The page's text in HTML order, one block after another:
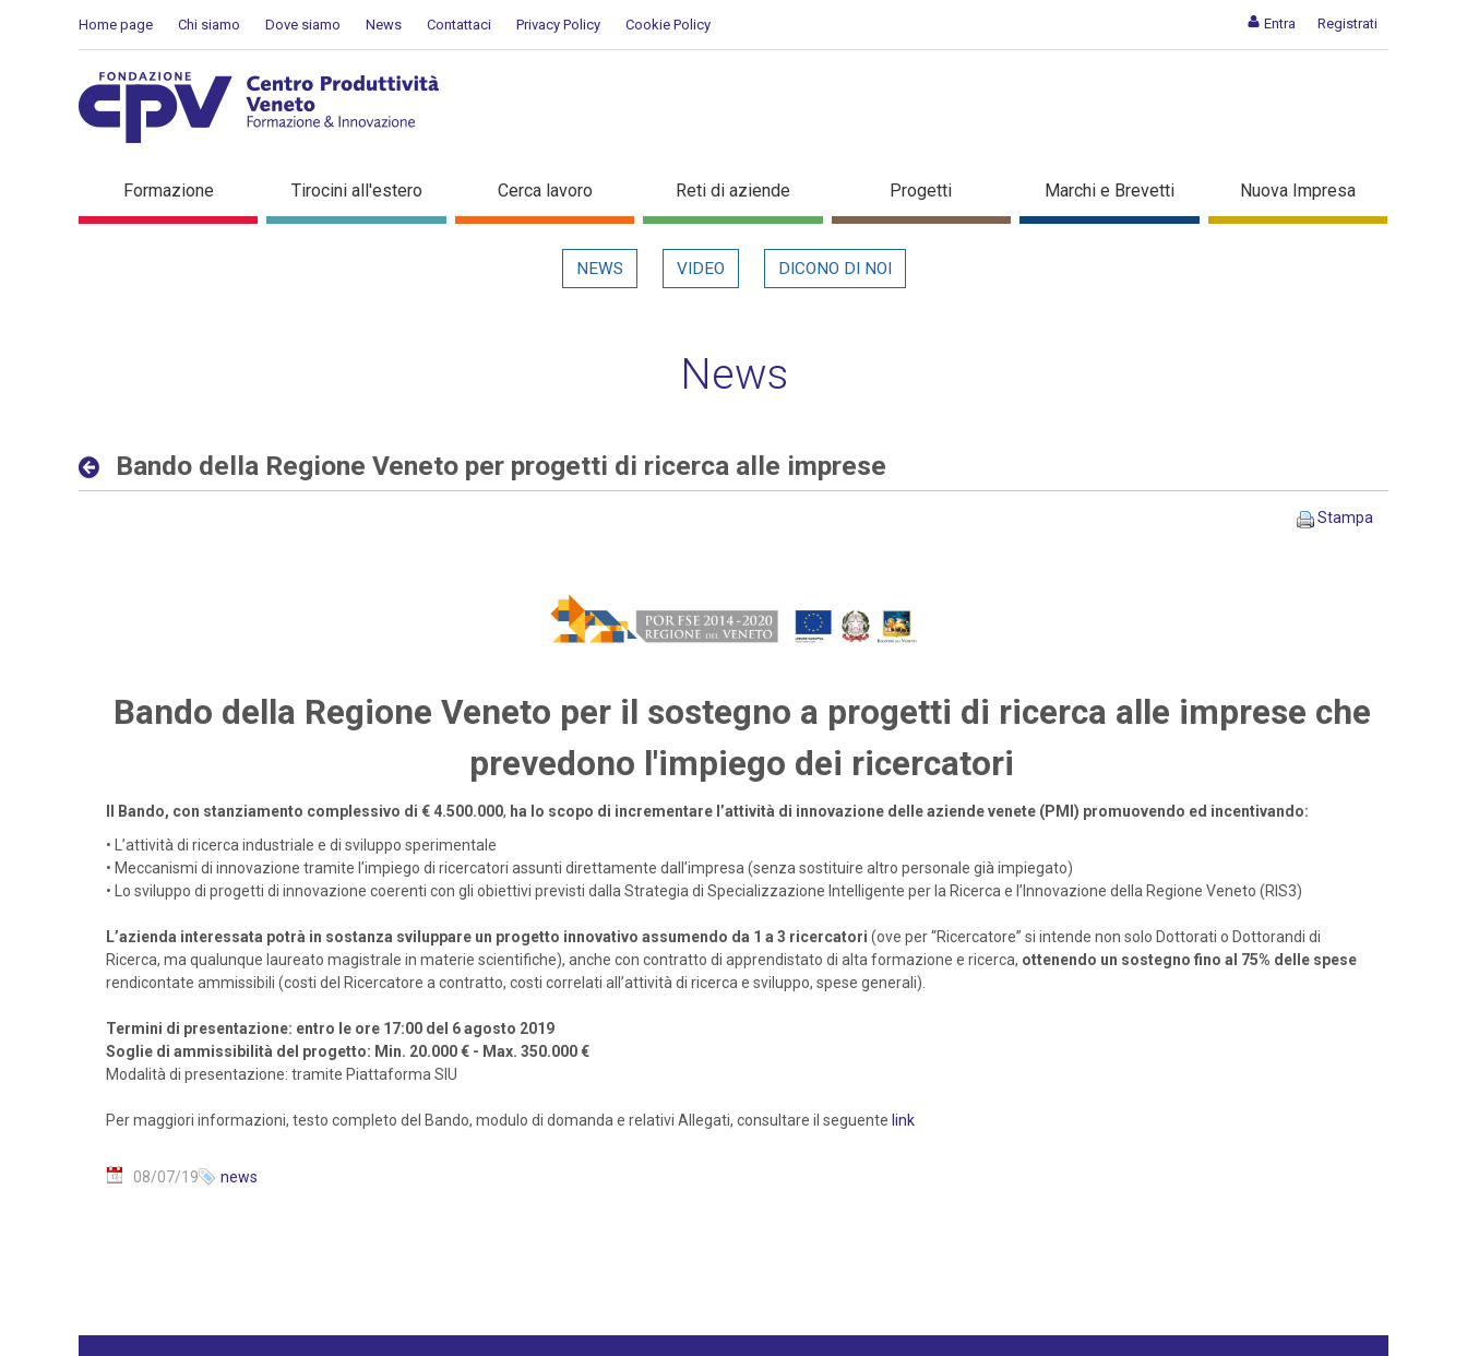
Entra Registrati
Home page Chi siamo Dove siamo News Contattaci Privacy Policy Cookie Policy
Bando della Regione Veneto per progetti di ricerca alle imprese - Dettaglio in evidenza
Formazione Tirocini all'estero Cerca lavoro Reti di aziende Progetti Marchi e Brevetti Nuova Impresa
NEWS VIDEO DICONO DI NOI
News
Bando della Regione Veneto per progetti di ricerca alle imprese
Stampa
Bando della Regione Veneto per il sostegno a progetti di ricerca alle imprese che
prevedono l'impiego dei ricercatori
Il Bando, con stanziamento complessivo di € 4.500.000, ha lo scopo di incrementare l’attività di innovazione delle aziende venete (PMI) promuovendo ed incentivando:
• L’attività di ricerca industriale e di sviluppo sperimentale
• Meccanismi di innovazione tramite l’impiego di ricercatori assunti direttamente dall’impresa (senza sostituire altro personale già impiegato)
• Lo sviluppo di progetti di innovazione coerenti con gli obiettivi previsti dalla Strategia di Specializzazione Intelligente per la Ricerca e l’Innovazione della Regione Veneto (RIS3)
L’azienda interessata potrà in sostanza sviluppare un progetto innovativo assumendo da 1 a 3 ricercatori (ove per “Ricercatore” si intende non solo Dottorati o Dottorandi di
Ricerca, ma qualunque laureato magistrale in materie scientifiche), anche con contratto di apprendistato di alta formazione e ricerca, ottenendo un sostegno fino al 75% delle spese
rendicontate ammissibili (costi del Ricercatore a contratto, costi correlati all’attività di ricerca e sviluppo, spese generali).
Termini di presentazione: entro le ore 17:00 del 6 agosto 2019
Soglie di ammissibilità del progetto: Min. 20.000 € - Max. 350.000 €
Modalità di presentazione: tramite Piattaforma SIU
Per maggiori informazioni, testo completo del Bando, modulo di domanda e relativi Allegati, consultare il seguente link
08/07/19 news